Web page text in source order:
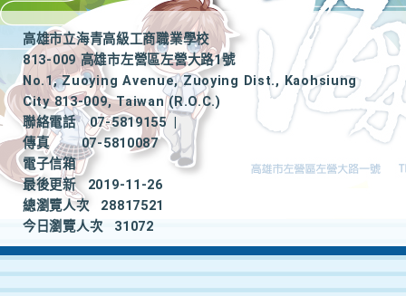
高雄市立海青高級工商職業學校
813-009 高雄市左營區左營大路1號
No.1, Zuoying Avenue, Zuoying Dist., Kaohsiung
City 813-009, Taiwan (R.O.C.)
聯絡電話
07-5819155
|
傳真
07-5810087
電子信箱
最後更新
2019-11-26
總瀏覽人次
28817521
今日瀏覽人次
31072